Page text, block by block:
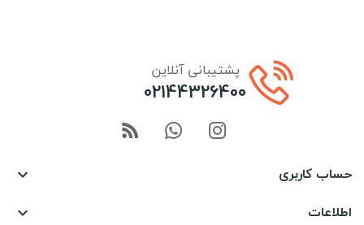
پشتیبانی آنلاین
02144326400
حساب کاربری 
اطلاعات 